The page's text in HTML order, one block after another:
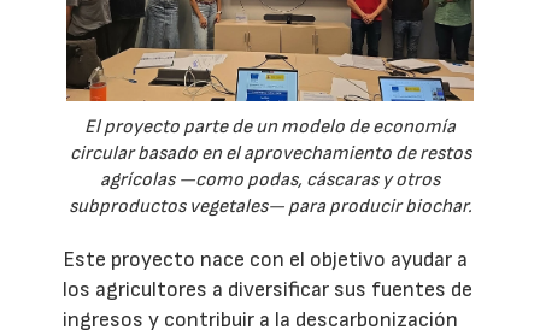
El proyecto parte de un modelo de economía
circular basado en el aprovechamiento de restos
agrícolas —como podas, cáscaras y otros
subproductos vegetales— para producir biochar.
Este proyecto nace con el objetivo ayudar a
los agricultores a diversificar sus fuentes de
ingresos y contribuir a la descarbonización